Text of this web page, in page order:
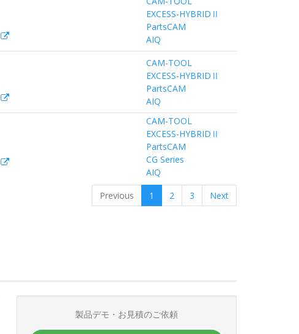
EXCESS-HYBRIDⅡ
PartsCAM
AIQ
CAM-TOOL
EXCESS-HYBRIDⅡ
PartsCAM
AIQ
CAM-TOOL
EXCESS-HYBRIDⅡ
PartsCAM
CG Series
AIQ
Previous 1 2 3 Next
製品デモ・お見積のご依頼